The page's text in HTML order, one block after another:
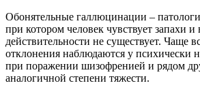
Обонятельные галлюцинации –
при котором человек чувствует запахи
действительности не существует. Чаще
отклонения наблюдаются у психически
при поражении шизофренией и рядом
аналогичной степени тяжести.